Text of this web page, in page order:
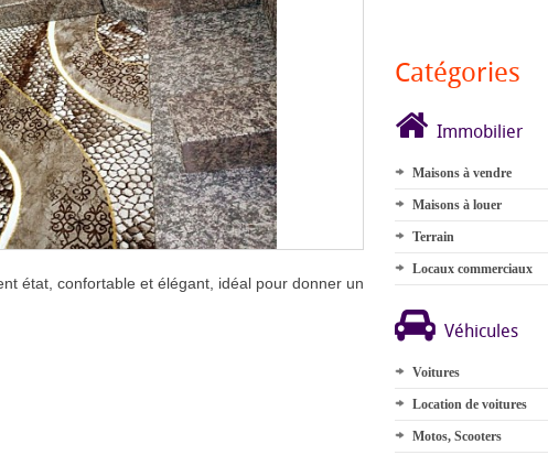
état, confortable et élégant, idéal pour donner un
Catégories
Immobilier
Maisons à vendre
Maisons à louer
Terrain
Locaux commerciaux
Véhicules
Voitures
Location de voitures
Motos, Scooters